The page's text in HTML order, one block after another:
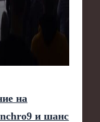
на
и шанс